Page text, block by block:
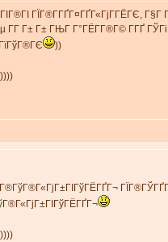
ГЇГ®Г­ГҐГ¤ГҐГ«ГјГ­ГЁГЄ,
Г± Г± ГЊГ Г°ГЁГ­Г®Г© Г­ГҐ
))